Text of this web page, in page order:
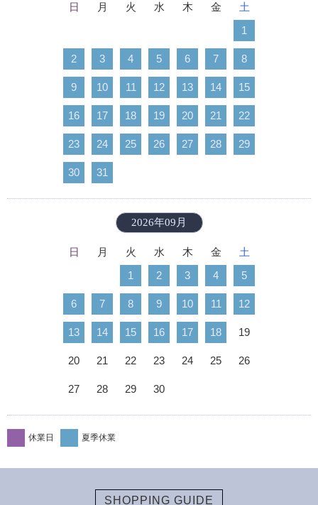
日 月 火 水 木 金
土
1
2 3 4 5 6 7 8
9 10 11 12 13 14 15
16 17 18 19 20 21 22
23 24 25 26 27 28 29
30 31
2026年09月
日 月 火 水 木 金
土
1
2 3 4 5
6 7 8 9 10 11 12
13 14 15 16 17 18 19
20 21 22 23 24 25 26
27 28 29 30
休業日 夏季休業
SHOPPING GUIDE